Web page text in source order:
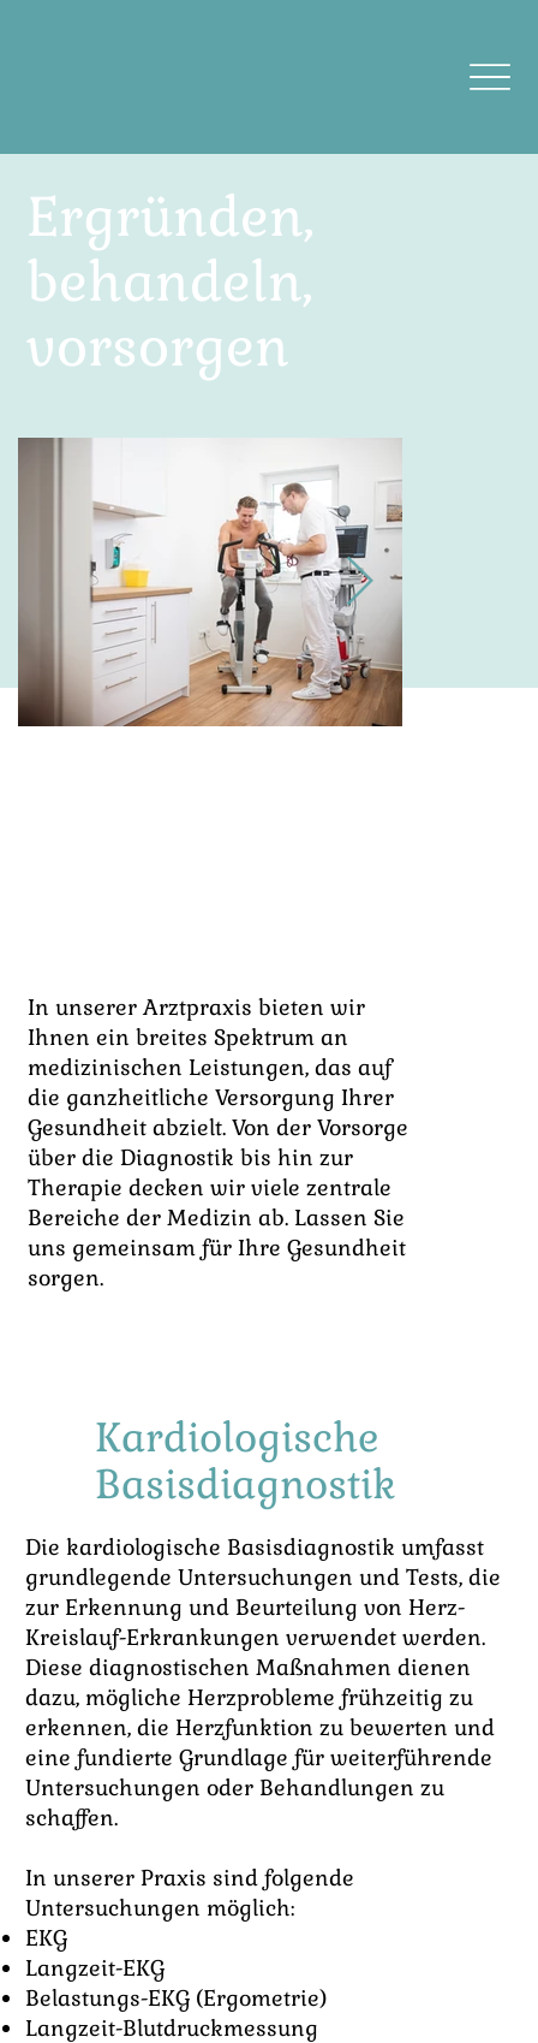
Ergründen,
behandeln,
vorsorgen
In unserer Arztpraxis bieten wir
Ihnen ein breites Spektrum an
medizinischen Leistungen, das auf
die ganzheitliche Versorgung Ihrer
Gesundheit abzielt. Von der Vorsorge
über die Diagnostik bis hin zur
Therapie decken wir viele zentrale
Bereiche der Medizin ab. Lassen Sie
uns gemeinsam für Ihre Gesundheit
sorgen.
Kardiologische
Basisdiagnostik
Die kardiologische Basisdiagnostik umfasst
grundlegende Untersuchungen und Tests, die
zur Erkennung und Beurteilung von Herz-
Kreislauf-Erkrankungen verwendet werden.
Diese diagnostischen Maßnahmen dienen
dazu, mögliche Herzprobleme frühzeitig zu
erkennen, die Herzfunktion zu bewerten und
eine fundierte Grundlage für weiterführende
Untersuchungen oder Behandlungen zu
schaffen.
In unserer Praxis sind folgende
Untersuchungen möglich: ​
EKG​
Langzeit-EKG
Belastungs-EKG (Ergometrie)
Langzeit-Blutdruckmessung